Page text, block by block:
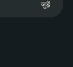
जुड़ें